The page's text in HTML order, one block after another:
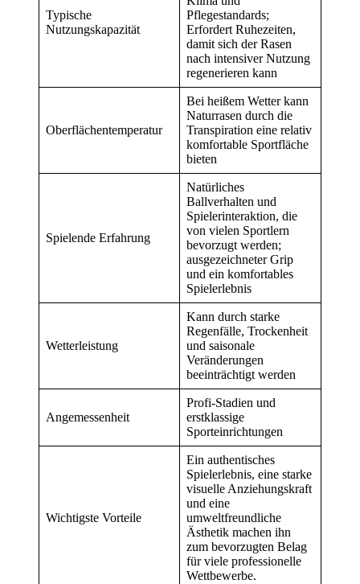
Typische
Nutzungskapazität
Pflegestandards;
Erfordert Ruhezeiten,
damit sich der Rasen
nach intensiver Nutzung
regenerieren kann
Oberflächentemperatur
Bei heißem Wetter kann
Naturrasen durch die
Transpiration eine relativ
komfortable Sportfläche
bieten
Spielende Erfahrung
Natürliches
Ballverhalten und
Spielerinteraktion, die
von vielen Sportlern
bevorzugt werden;
ausgezeichneter Grip
und ein komfortables
Spielerlebnis
Wetterleistung
Kann durch starke
Regenfälle, Trockenheit
und saisonale
Veränderungen
beeinträchtigt werden
Angemessenheit
Profi-Stadien und
erstklassige
Sporteinrichtungen
Wichtigste Vorteile
Ein authentisches
Spielerlebnis, eine starke
visuelle Anziehungskraft
und eine
umweltfreundliche
Ästhetik machen ihn
zum bevorzugten Belag
für viele professionelle
Wettbewerbe.